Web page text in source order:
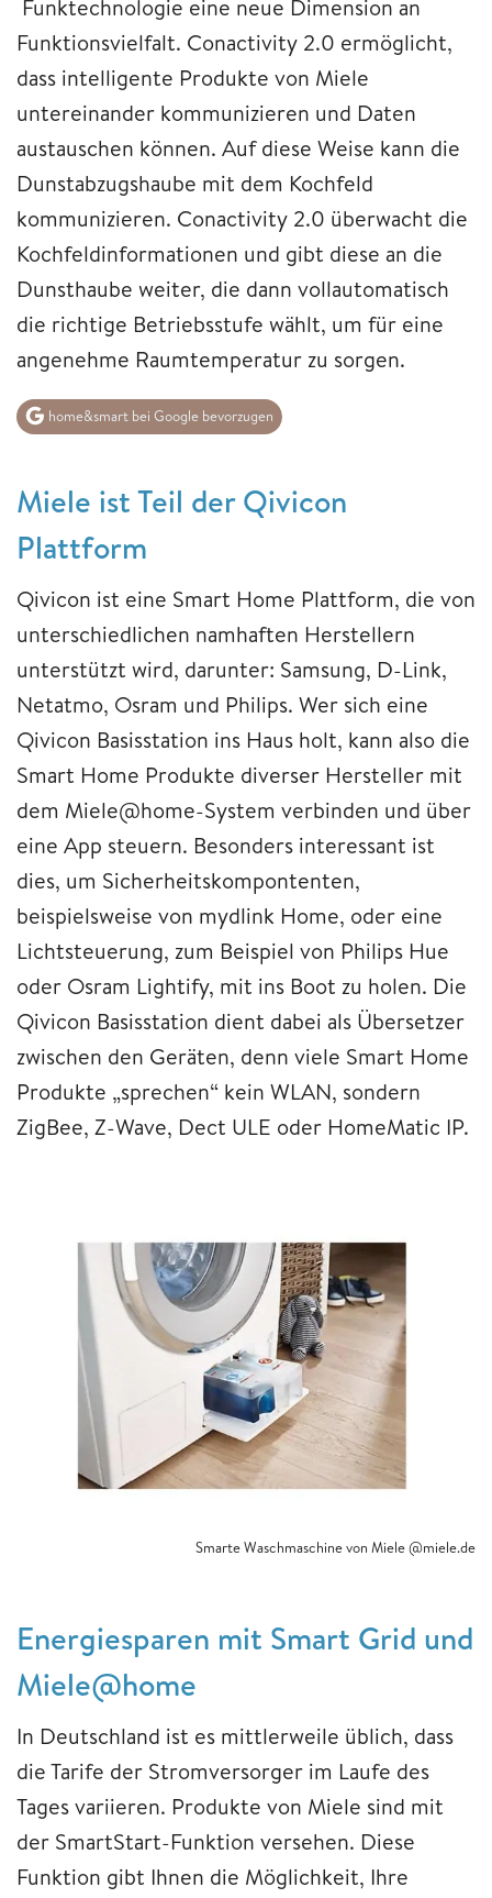
Funktechnologie eine neue Dimension an
Funktionsvielfalt. Conactivity 2.0 ermöglicht,
dass intelligente Produkte von Miele
untereinander kommunizieren und Daten
austauschen können. Auf diese Weise kann die
Dunstabzugshaube mit dem Kochfeld
kommunizieren. Conactivity 2.0 überwacht die
Kochfeldinformationen und gibt diese an die
Dunsthaube weiter, die dann vollautomatisch
die richtige Betriebsstufe wählt, um für eine
angenehme Raumtemperatur zu sorgen.
home&smart bei Google bevorzugen
Miele ist Teil der Qivicon
Plattform
Qivicon ist eine Smart Home Plattform, die von
unterschiedlichen namhaften Herstellern
unterstützt wird, darunter: Samsung, D-Link,
Netatmo, Osram und Philips. Wer sich eine
Qivicon Basisstation ins Haus holt, kann also die
Smart Home Produkte diverser Hersteller mit
dem Miele@home-System verbinden und über
eine App steuern. Besonders interessant ist
dies, um Sicherheitskompontenten,
beispielsweise von mydlink Home, oder eine
Lichtsteuerung, zum Beispiel von Philips Hue
oder Osram Lightify, mit ins Boot zu holen. Die
Qivicon Basisstation dient dabei als Übersetzer
zwischen den Geräten, denn viele Smart Home
Produkte „sprechen“ kein WLAN, sondern
ZigBee, Z-Wave, Dect ULE oder HomeMatic IP.
Smarte Waschmaschine von Miele @miele.de
Energiesparen mit Smart Grid und
Miele@home
In Deutschland ist es mittlerweile üblich, dass
die Tarife der Stromversorger im Laufe des
Tages variieren. Produkte von Miele sind mit
der SmartStart-Funktion versehen. Diese
Funktion gibt Ihnen die Möglichkeit, Ihre